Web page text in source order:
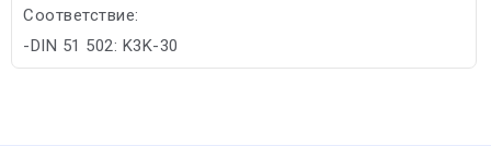
Соответствие:
-DIN 51 502: K3K-30